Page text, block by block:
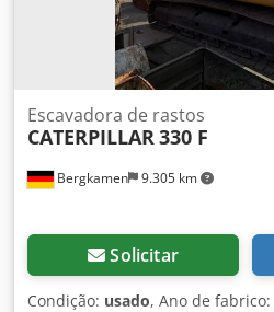
Bergkamen 9.305 km
Escavadora de rastos
CATERPILLAR330 F
Solicitar
Condição: usado, Ano de fabrico: